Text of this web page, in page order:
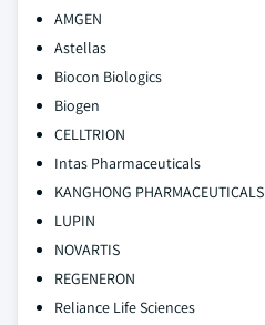
AMGEN
Astellas
Biocon Biologics
Biogen
CELLTRION
Intas Pharmaceuticals
KANGHONG PHARMACEUTICALS
LUPIN
NOVARTIS
REGENERON
Reliance Life Sciences